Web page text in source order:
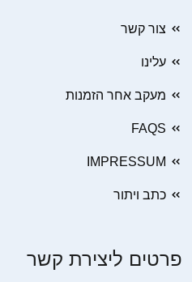
צור קשר
עלינו
מעקב אחר הזמנות
FAQS
IMPRESSUM
כתב ויתור
פרטים ליצירת קשר